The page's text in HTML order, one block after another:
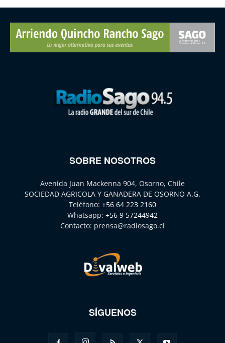
SOBRE NOSOTROS
Avenida Juan Mackenna 904, Osorno, Chile
SOCIEDAD AGRICOLA Y GANADERA DE OSORNO A.G.
Teléfono: +56 64 223 2160
Whatsapp: +56 9 57244942
Contacto: prensa@radiosago.cl
SÍGUENOS